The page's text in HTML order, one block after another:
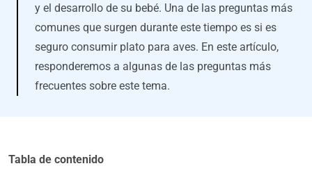
y el desarrollo de su bebé. Una de las preguntas más
comunes que surgen durante este tiempo es si es
seguro consumir plato para aves. En este artículo,
responderemos a algunas de las preguntas más
frecuentes sobre este tema.
Tabla de contenido